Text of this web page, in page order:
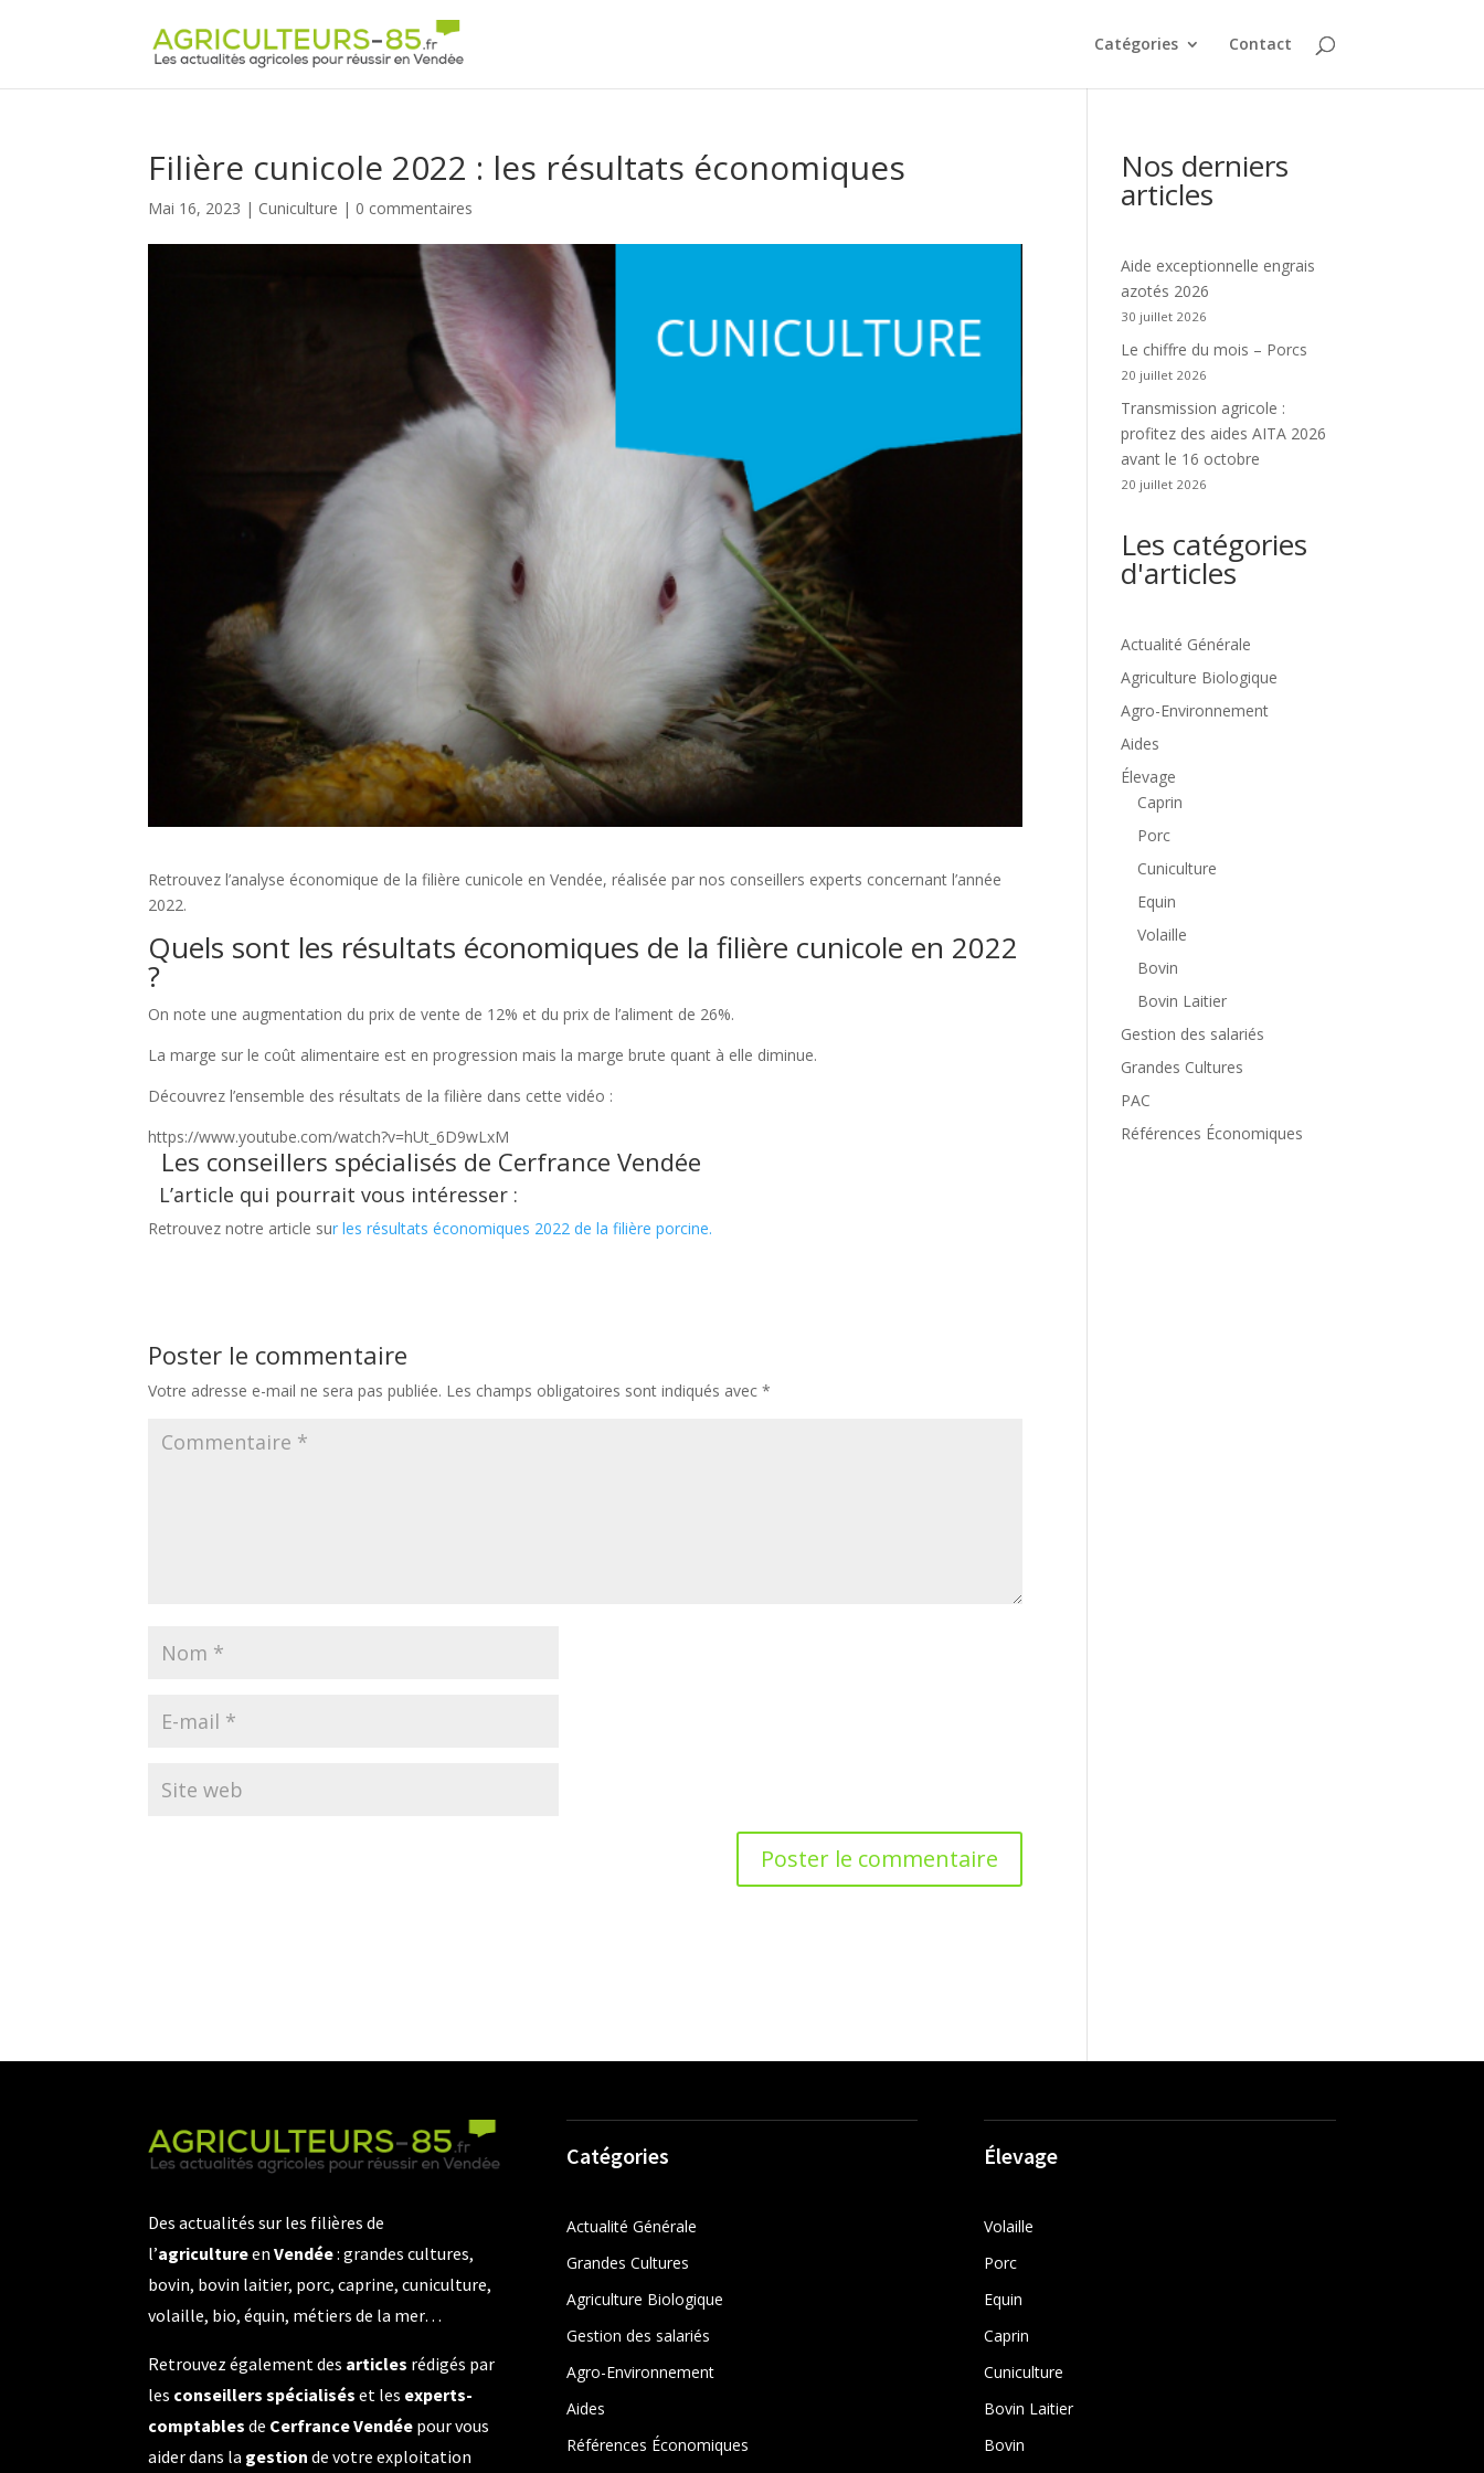
Catégories Contact
Filière cunicole 2022 : les résultats économiques
Mai 16, 2023 | Cuniculture | 0 commentaires
Retrouvez l’analyse économique de la filière cunicole en Vendée, réalisée par nos conseillers experts concernant l’année
2022.
Quels sont les résultats économiques de la filière cunicole en 2022
?
On note une augmentation du prix de vente de 12% et du prix de l’aliment de 26%.
La marge sur le coût alimentaire est en progression mais la marge brute quant à elle diminue.
Découvrez l’ensemble des résultats de la filière dans cette vidéo :
https://www.youtube.com/watch?v=hUt_6D9wLxM
Les conseillers spécialisés de Cerfrance Vendée
L’article qui pourrait vous intéresser :
Retrouvez notre article sur les résultats économiques 2022 de la filière porcine.
Poster le commentaire
Votre adresse e-mail ne sera pas publiée. Les champs obligatoires sont indiqués avec*
Nos derniers
articles
Aide exceptionnelle engrais
azotés 2026
30 juillet 2026
Le chiffre du mois – Porcs
20 juillet 2026
Transmission agricole :
profitez des aides AITA 2026
avant le 16 octobre
20 juillet 2026
Les catégories
d'articles
Actualité Générale
Agriculture Biologique
Agro-Environnement
Aides
Élevage
Caprin
Porc
Cuniculture
Equin
Volaille
Bovin
Bovin Laitier
Gestion des salariés
Grandes Cultures
PAC
Références Économiques
Des actualités sur les filières de
l’agricultureenVendée: grandes cultures,
bovin, bovin laitier, porc, caprine, cuniculture,
volaille, bio, équin, métiers de la mer…
Retrouvez également des articles rédigés par
les conseillers spécialisés et les experts-
comptables de Cerfrance Vendée pour vous
aider dans la gestion de votre exploitation
Catégories
Actualité Générale
Grandes Cultures
Agriculture Biologique
Gestion des salariés
Agro-Environnement
Aides
Références Économiques
Élevage
Volaille
Porc
Equin
Caprin
Cuniculture
Bovin Laitier
Bovin